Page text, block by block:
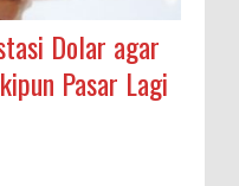
Dolar agar
Pasar Lagi